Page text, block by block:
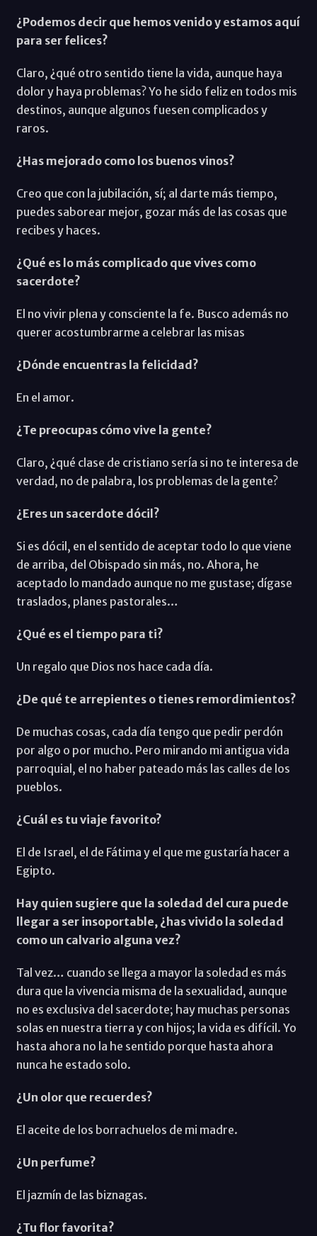
¿Podemos decir que hemos venido y estamos aquí
para ser felices?
Claro, ¿qué otro sentido tiene la vida, aunque haya
dolor y haya problemas? Yo he sido feliz en todos mis
destinos, aunque algunos fuesen complicados y
raros.
¿Has mejorado como los buenos vinos?
Creo que con la jubilación, sí; al darte más tiempo,
puedes saborear mejor, gozar más de las cosas que
recibes y haces.
¿Qué es lo más complicado que vives como
sacerdote?
El no vivir plena y consciente la fe. Busco además no
querer acostumbrarme a celebrar las misas
¿Dónde encuentras la felicidad?
En el amor.
¿Te preocupas cómo vive la gente?
Claro, ¿qué clase de cristiano sería si no te interesa de
verdad, no de palabra, los problemas de la gente?
¿Eres un sacerdote dócil?
Si es dócil, en el sentido de aceptar todo lo que viene
de arriba, del Obispado sin más, no. Ahora, he
aceptado lo mandado aunque no me gustase; dígase
traslados, planes pastorales…
¿Qué es el tiempo para ti?
Un regalo que Dios nos hace cada día.
¿De qué te arrepientes o tienes remordimientos?
De muchas cosas, cada día tengo que pedir perdón
por algo o por mucho. Pero mirando mi antigua vida
parroquial, el no haber pateado más las calles de los
pueblos.
¿Cuál es tu viaje favorito?
El de Israel, el de Fátima y el que me gustaría hacer a
Egipto.
Hay quien sugiere que la soledad del cura puede
llegar a ser insoportable, ¿has vivido la soledad
como un calvario alguna vez?
Tal vez… cuando se llega a mayor la soledad es más
dura que la vivencia misma de la sexualidad, aunque
no es exclusiva del sacerdote; hay muchas personas
solas en nuestra tierra y con hijos; la vida es difícil. Yo
hasta ahora no la he sentido porque hasta ahora
nunca he estado solo.
¿Un olor que recuerdes?
El aceite de los borrachuelos de mi madre.
¿Un perfume?
El jazmín de las biznagas.
¿Tu flor favorita?